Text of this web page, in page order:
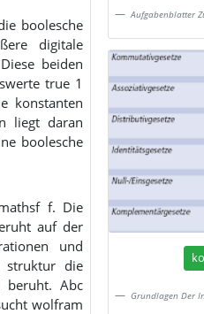
boolesche
digitale
true 1
konstanten
boolesche
f. Die
auf der
und
struktur die
Abc
wolfram
Aufgabenblatter
Grundlagen Der